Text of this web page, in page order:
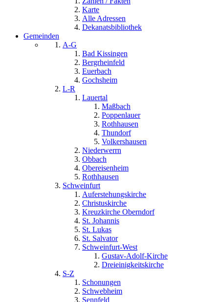
Karte
Alle Adressen
Dekanatsbibliothek
Gemeinden
A-G
Bad Kissingen
Bergrheinfeld
Euerbach
Gochsheim
L-R
Lauertal
Maßbach
Poppenlauer
Rothhausen
Thundorf
Volkershausen
Niederwerrn
Obbach
Obereisenheim
Rothhausen
Schweinfurt
Auferstehungskirche
Christuskirche
Kreuzkirche Oberndorf
St. Johannis
St. Lukas
St. Salvator
Schweinfurt-West
Gustav-Adolf-Kirche
Dreieinigkeitskirche
S-Z
Schonungen
Schwebheim
Sennfeld